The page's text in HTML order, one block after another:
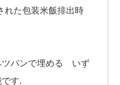
れた包装米飯排出時
ツパンで埋める いず
す.⠀